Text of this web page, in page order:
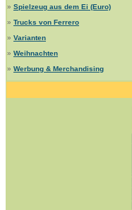
» Spielzeug aus dem Ei (Euro)
» Trucks von Ferrero
» Varianten
» Weihnachten
» Werbung & Merchandising